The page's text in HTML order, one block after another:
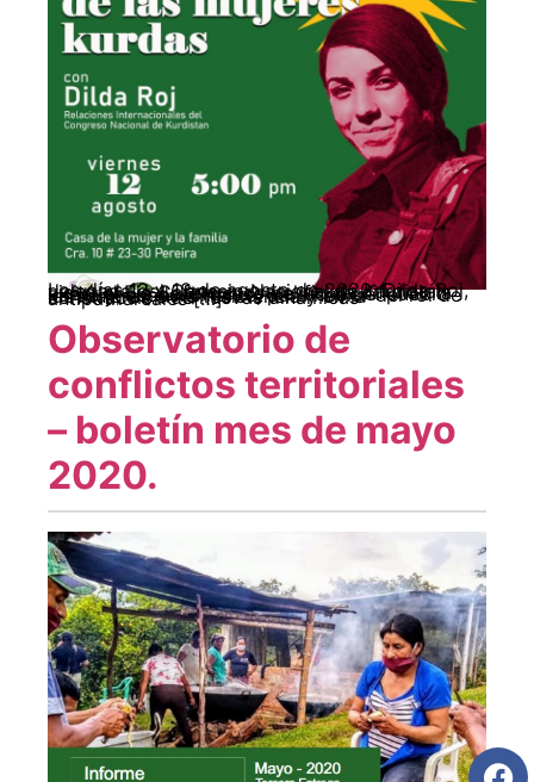
Los días 12 y 13 de agosto de 2022, Dilda Roj, delegada del Consejo Nacional de Kurdistán visitó el Eje Cafetero con el fin de difundir la experiencia del proceso de lucha del pueblo kurdo y, especialmente, para hablar del rol de las mujeres en la resistencia y en la construcción de nuevas dinámicas antipatriarcales […]
Observatorio de
conflictos territoriales
– boletín mes de mayo
2020.